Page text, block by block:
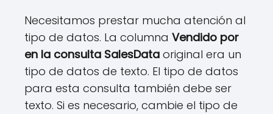
Necesitamos prestar mucha atención al
tipo de datos. La columna Vendido por
en la consulta SalesData original era un
tipo de datos de texto. El tipo de datos
para esta consulta también debe ser
texto. Si es necesario, cambie el tipo de